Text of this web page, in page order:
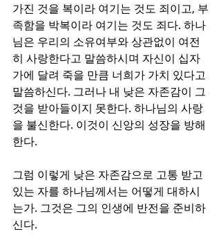
가진 것을 복이라 여기는 것도 죄이고, 부
족함을 박복이라 여기는 것도 죄다. 하나
님은 우리의 소유여부와 상관없이 여전
히 사랑한다고 말씀하시며 자신이 십자
가에 달려 죽을 만큼 너희가 가치 있다고
말씀하신다. 그러나 내 낮은 자존감이 그
것을 받아들이지 못한다. 하나님의 사랑
을 불신한다. 이것이 신앙의 성장을 방해
한다.
그럼 이렇게 낮은 자존감으로 고통 받고
있는 자를 하나님께서는 어떻게 대하시
는가. 그것은 그의 인생에 반전을 준비하
신다.